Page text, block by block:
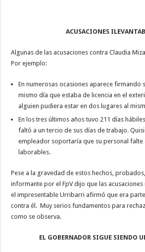
ACUSACIONES
Algunas de las acusaciones contra Claudia
Por ejemplo:
En numerosas ocasiones aparece firmando
mismo día que estaba de licencia en el
alguien pudiera estar en dos lugares al
En los tres últimos años tuvo 211 días
faltó a un tercio de sus días de trabajo.
empleador soportaría que su personal falte
laborables.
Pese a la gravedad de estos hechos,
informante por el FpV dijo que las
el impresentable Urribarri afirmó que era
contra él. Muy serios fundamentos para
como se observa.
EL GOBERNADOR SIGUE SIENDO